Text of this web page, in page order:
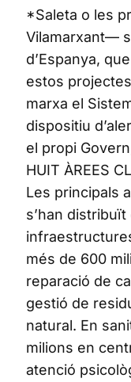
*Saleta o les
Vilamarxant—
d’Espanya,
estos
marxa el
dispositiu
el propi
HUIT ÀREES
Les principals
s’han
més de 600
reparació de
gestió de
natural. En
milions en
atenció